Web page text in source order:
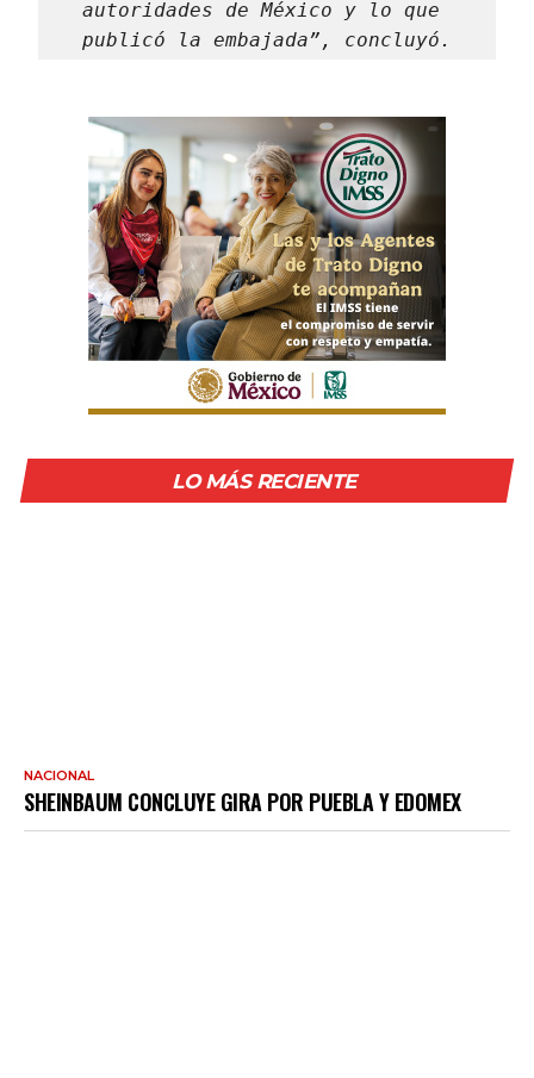
autoridades de México y lo que
publicó la embajada”, concluyó.
LO MÁS RECIENTE
NACIONAL
SHEINBAUM CONCLUYE GIRA POR PUEBLA Y EDOMEX